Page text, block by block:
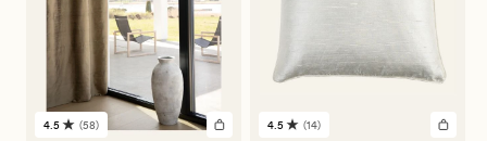
58
4.5 (58)
14
4.5 (14)